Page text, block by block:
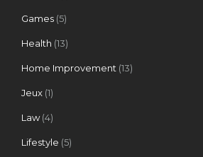
Games (5)
Health (13)
Home Improvement (13)
Jeux (1)
Law(4)
Lifestyle (5)